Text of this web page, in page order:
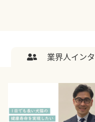
業界人インタ